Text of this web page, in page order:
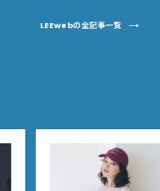
LEEwebの全記事一覧